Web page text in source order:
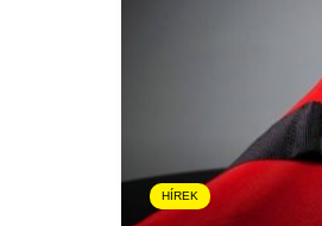
HÍREK